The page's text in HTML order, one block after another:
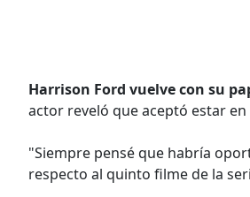
Harrison Ford vuelve con su
actor reveló que aceptó estar
"Siempre pensé que habría
respecto al quinto filme de la